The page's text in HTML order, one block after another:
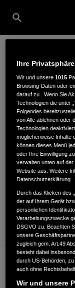
ARMIN
An der Bära 20,
WEBSITE
Verkauf /
Ihre
Wir und unsere1015
Browsing-Daten oder
darauf zu . Wenn Sie
Technologien die unter
Folgendes
von Alle ablehnen oder
Technologien
möglicherweise Inhalte
können dieses Menü
oder Ihre Einwilligung
verwalten unten auf
Website aus. Weitere
Datenschutzerklärung.
Durch das Klicken des
der auf Ihrem Gerät
persönlichen
Verarbeitungszwecke
DSGVO zu. Beachten
unsere
zugleich gem. Art.49
besteht dabei
durch US-Behörden,
auch ohne
Wir und unsere